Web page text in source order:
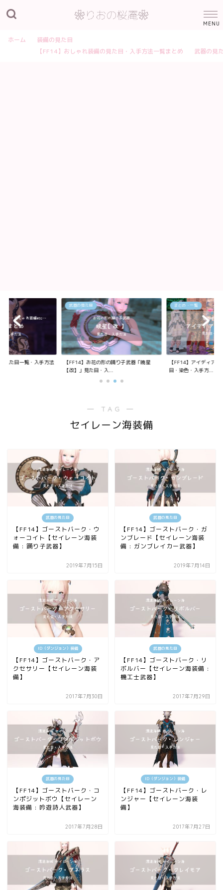
ホーム
装備の見た目
【FF14】おしゃれ装備の見た目・入手方法一覧まとめ
武器の見
見た目一覧・入手方法
武器の見た目
【FF14】お花の形の踊り子武器「暁星
【改】」見た目・入...
まとめ・一覧
【FF14】アイディア
目・染色・入手方...
― TAG ―
セイレーン海装備
武器の見た目
【FF14】ゴーストバーク・ウ
ォーコイト【セイレーン海装
備 : 踊り子武器】
2019年7月15日
武器の見た目
【FF14】ゴーストバーク・ガ
ンブレード【セイレーン海装
備 : ガンブレイカー武器】
2019年7月14日
ID（ダンジョン）装備
【FF14】ゴーストバーク・ア
クセサリー【セイレーン海装
備】
2017年7月30日
武器の見た目
【FF14】ゴーストバーク・リ
ボルバー【セイレーン海装備 :
機工士武器】
2017年7月29日
武器の見た目
【FF14】ゴーストバーク・コ
ンポジットボウ【セイレーン
海装備 : 吟遊詩人武器】
2017年7月28日
ID（ダンジョン）装備
【FF14】ゴーストバーク・レ
ンジャー【セイレーン海装
備】
2017年7月27日